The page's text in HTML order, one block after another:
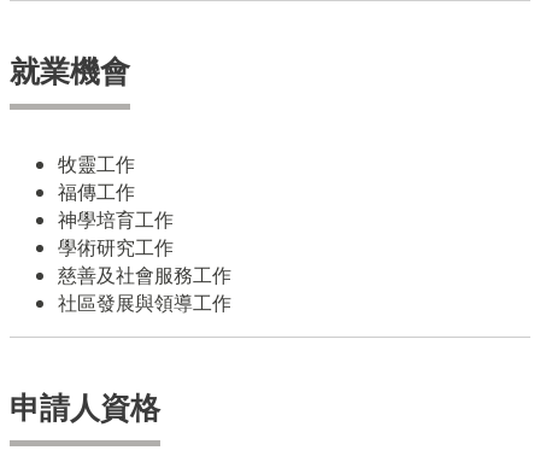
就業機會
牧靈工作
福傳工作
神學培育工作
學術研究工作
慈善及社會服務工作
社區發展與領導工作
申請人資格